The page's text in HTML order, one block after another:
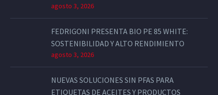
agosto 3, 2026
FEDRIGONI PRESENTA BIO PE 85 WHITE:
SOSTENIBILIDAD Y ALTO RENDIMIENTO
agosto 3, 2026
NUEVAS SOLUCIONES SIN PFAS PARA
ETIQUETAS DE ACEITES Y PRODUCTOS